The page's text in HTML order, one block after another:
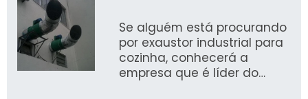
Se alguém está procurando
por exaustor industrial para
cozinha, conhecerá a
empresa que é líder do